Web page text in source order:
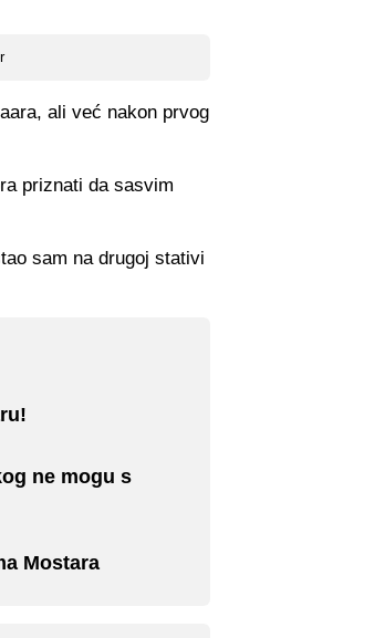
ali već nakon prvog
priznati da sasvim
sam na drugoj stativi
ne mogu s
Mostara